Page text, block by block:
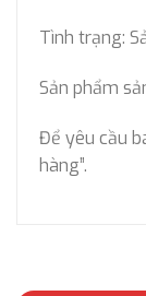
Tình trạng:
Sản phẩm
Để yêu cầu
hàng”.